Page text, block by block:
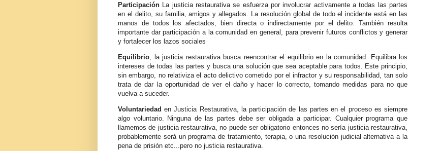
Participación La justicia restaurativa se esfuerza por involucrar activamente a todas las partes
en el delito, su familia, amigos y allegados. La resolución global de todo el incidente está en las
manos de todos los afectados, bien directa o indirectamente por el delito. También resulta
importante dar participación a la comunidad en general, para prevenir futuros conflictos y generar
y fortalecer los lazos sociales
Equilibrio , la justicia restaurativa busca reencontrar el equilibrio en la comunidad. Equilibra los
intereses de todas las partes y busca una solución que sea aceptable para todos. Este principio,
sin embargo, no relativiza el acto delictivo cometido por el infractor y su responsabilidad, tan solo
trata de dar la oportunidad de ver el daño y hacer lo correcto, tomando medidas para no que
vuelva a suceder.
Voluntariedaden Justicia Restaurativa, la participación de las partes en el proceso es siempre
algo voluntario. Ninguna de las partes debe ser obligada a participar. Cualquier programa que
llamemos de justicia restaurativa, no puede ser obligatorio entonces no sería justicia restaurativa,
probablemente será un programa de tratamiento, terapia, o una resolución judicial alternativa a la
pena de prisión etc...pero no justicia restaurativa.